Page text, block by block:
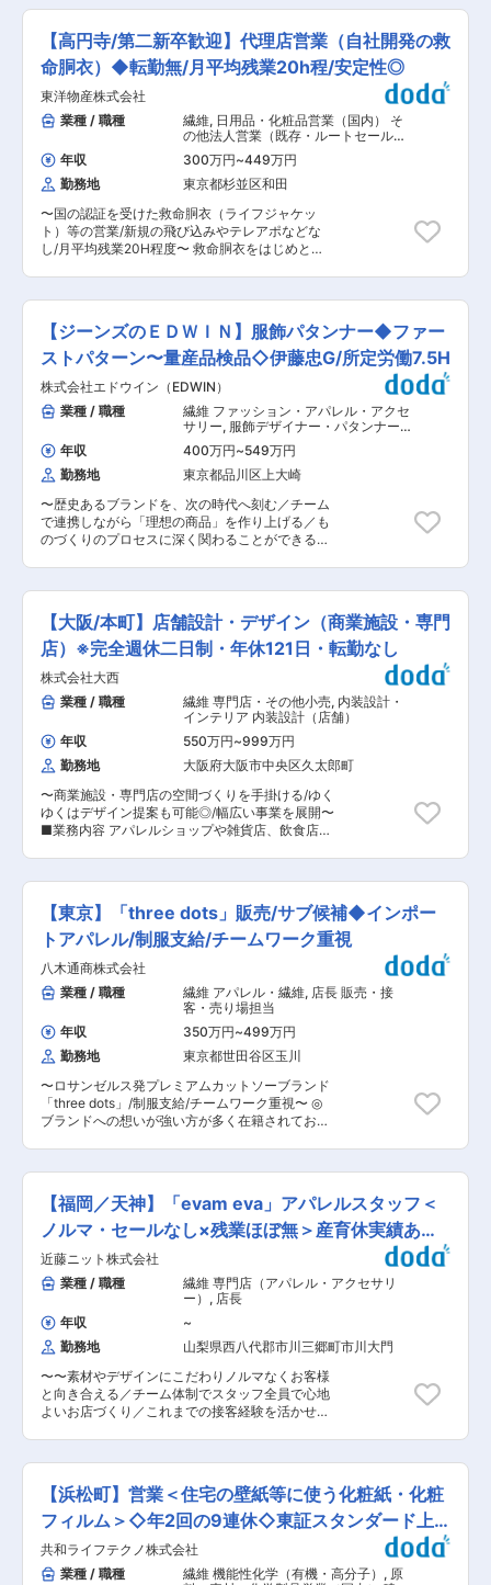
先について： 組織は担当製品によりそれぞれ分か
れており、ご経験と希望により担当頂く製品を決
定いたします。全国のお客様先とのお付き合いが
ある為、月に数回出張が発生いたしますが、現在
はオンラインでの対応にも切り替えて対応をして
います。 ■当社の強み： 八木兵はファッション
アパレル、日用雑貨、店舗什器・備品、広告チラ
シなど様々なカテゴリーの商品、サービスを取り
扱う総合卸売商社です。 国内、国外の1200社を
超える仕入先様より仕入した商品に加え、自社で
企画、製造を行うオリジナル商品など取り扱う商
品は年間10万点以上あり、お客様のあらゆるニー
ズに対応しています。 取扱商品の30％が当社の
ディッシュなどアジア諸国の生産工場と提携し、
メーカー商品では実現できない良質・低コストな
た、店舗の設計施工や広告代理事業も行っている
ため、商品だけでなく、お店づくりからプロモー
ションまで一貫してサポートできるのが、当社の
強みです。 変更の範囲：会社の定める業務
力及び機動力の強化を図るべく、組織体制の改変
を行いました。それに伴い、新たに5事業本部制
に移行。各商材とそれに付随する開発部、営業部
が連携することで、お客様のニーズに迅速にこた
える体制を目指しております。本求人は、その中
でも当社の複合材事業に使われるグラスファイバ
ー製造における、製造現場の管理を担うエンジニ
アのポジションとなります。 ■業務内容 ・グラ
スファイバー製造工程の管理 (生産歩留、作業環
境の改善、生産技術・QC対応) ■当社について
◇1923年4月に設立し2023年には創立100周年
を迎えました。 世界で初めてグラスファイバーの
工業化に成功して以来、強度、耐熱性、不燃性、
電気絶縁性、耐薬品性に優れた素材として、自動
車やスマートフォン等の小型電子機器の筐体、電
子基板、住宅・ビルなどの建築の断熱材など、幅
柱づくりとして、24年度には「電子材料」「メデ
ィカル」「複合材」「資材ケミカル」「断熱材」
の5事業本部に細分化し、それぞれの事業部に商
品開発〜製造〜販売までの機能をそろえること
で、社会に必要不可欠な製品の開発とピンポイン
トのニーズに応え、グローバルニッチナンバー１
を目指しています。 ◇入社年次/昇進に応じた研
修の実施やスキルアップ支援、次世代リーダーや
グローバル人材の育成など、人材教育に注力。ま
た、社員一人ひとりが力を発揮でき、社員同士が
協調することでチームワークを発揮できる環境を
整備しています。 ■魅力： 当社の福島事業セン
ターは新幹線の福島駅からも近く（車で10分程
すい環境です。 ＜当社の働き方について＞ ◇基
本的に土日休（工場カレンダーによる）、年末年
◇寮・借上社宅制度有 ◇各種手当（住宅手当／
家族手当／地域手当）あり 変更の範囲：会社の定
める業務
【高円寺/第二新卒歓迎】代理店営業（自社開発の救
命胴衣）◆転勤無/月平均残業20h程/安定性◎
東洋物産株式会社
業種 / 職種
繊維, 日用品・化粧品営業（国内） そ
の他法人営業（既存・ルートセールス
中心）
年収 300万円~449万円
勤務地
東京都杉並区和田
〜国の認証を受けた救命胴衣（ライフジャケッ
ト）等の営業/新規の飛び込みやテレアポなどな
し/月平均残業20H程度〜 救命胴衣をはじめとす
業界、プレジャーボート関連等、海に関わる企業
が中心となりますが、基本的には代理店営業がメ
インとなります。 ■業務概要： 自社工場(所在
地：熊本)で製造している船舶安全用品の製品企
画、プロモーションの提案、販売戦略立案と実施
など。 基本的には顧客から救命胴衣のニーズを得
て、細かな仕様を国の規定に基づいてすり合わ
せ、自社工場と連携して製作し、納品するという
流れになります。 【具体的には】 ◇提案営業活
動について ・直接取引をしているのはAmazon経
由のみとなっており、基本的には代理店営業がメ
インになります（一部新規も含みますが、飛び込
み営業などはございません。） ・営業目標：部
（グループ）として予算目標を設定（その中で個
人の行動計画／目標が設定されます。） ◇お客様
のニーズの確認と社内連携 ・基本的にお客様から
という形になります。 ・国の規定で生地や浮力、
色などの規定があるため、その規定に従う範囲で
書類を作成します。上司が指導するためお一人に
負担や責任が固まることはありません。 ◇品質管
理について 月に1回、熊本の工場で開発している
製品が国の規定を満たしているかどうかの検品が
あります。営業部内で担当が回ってきた場合は検
査に立ち会いをしていただきます。 ■組織： 配
属：営業グループ（マリン部）：4名（女性1名
男性3名 30〜60代） ■当社の特徴： 創業以来半
世紀、企業・団体のユニフォームを始め船舶安全
用品やトンネル工事用資材、各種装備品などを通
して、職場の安全とより良い環境づくりに携わっ
【ジーンズのＥＤＷＩＮ】服飾パタンナー◆ファー
ストパターン〜量産品検品◇伊藤忠G/所定労働7.5H
株式会社エドウイン（EDWIN）
業種 / 職種
繊維 ファッション・アパレル・アクセ
サリー, 服飾デザイナー・パタンナー・
スタイリスト その他ファッション（ア
パレル・アクセサリー・テキスタイ
ル）
年収 400万円~549万円
勤務地
東京都品川区上大崎
〜歴史あるブランドを、次の時代へ刻む／チーム
で連携しながら「理想の商品」を作り上げる／も
のづくりのプロセスに深く関わることができるパ
ンズ』というファッションアイテムを広げる、パ
イオニア的存在の当社。国内紡績会社と協力し、
「Made in Japan」の品質にこだわり続け、今で
は国内外で広く認知されています。 〈取扱ブラン
ド〉 EDWIN、Lee、SOMETHING、Wrangler、
Dickiesなど ■業務内容： デニムアイテムを中心
とした布帛商品のパターン業務全般をお任せしま
す。企画・MD・営業と密に連携しながら、商品
開発から量産まで幅広く携わっていただきます。
〈業務詳細〉 ・CAD（GERBER・東レクレアコン
ポ）を使用したパターン作成 ・トワル組み、仮縫
い対応（新規型） ・グレーディング業務
（GERBER・東レクレアコンポ） ・縫製仕様書作
成（Excel・Illustrator使用） ・資材選定および調
達業務 ・加工ごとの縮率設定・管理 ・量産品の
検品、品質確認業務 ■当社・当求人の魅力 ・単
がら理想の商品づくりを目指せる環境です。 ・フ
ァーストパターン作成から量産品の確認まで一貫
して携わることができるため、ものづくりの醍醐
味を実感できます。 ・日本・ベトナム・中国の生
産拠点と連携しながら、幅広い知識や経験を積む
ことが可能です。 ■入社後の流れ 入社後は現Mgr
によるOJTを中心に業務習得を進めていただきま
す。実務を通じて商品の企画・生産フローや社内
連携の進め方を学びながら、徐々に担当領域を広
げていただく予定です。 ■組織構成 ・組織構成
は6名程度を予定 ・20代〜40代の社員が在籍 ■
働き方 ・年休123日・土日祝休み、全社平均月14
時間程度 ・工場への確認などで年数回程度出張が
があります。 変更の範囲：会社の定める業務
【大阪/本町】店舗設計・デザイン（商業施設・専門
店）※完全週休二日制・年休121日・転勤なし
株式会社大西
業種 / 職種
繊維 専門店・その他小売, 内装設計・
インテリア 内装設計（店舗）
年収
550万円~999万円
勤務地
大阪府大阪市中央区久太郎町
〜商業施設・専門店の空間づくりを手掛ける/ゆく
ゆくはデザイン提案も可能◎/幅広い事業を展開〜
■業務内容 アパレルショップや雑貨店、飲食店、
をお任せします。 営業・設計・積算・施工管理が
分業体制となっており、設計業務に集中できる環
境です。 ＜具体的には＞ ・営業担当との顧客打
ち合わせ・要望ヒアリング ・現地調査・各種確認
業務 ・レイアウトプランニング ・基本設計・実
施設計 ・施工図作成 ・デザイン提案・プレゼン
テーション ＜使用ソフト＞ ・Vectorworks（ベク
ターワークス） 担当する案件は、アパレル・物
販・飲食・ドラッグストアなど多彩。長年取引の
あるチェーン企業も多く、既存ブランドの世界観
や仕様を踏まえながら設計を進めていきます。 デ
ザイン業務もありますが、業務比率としては設計
が中心。店舗づくりの上流から施工図作成まで一
貫して携わることができます。 ■扱う案件につい
て 商業施設内の専門店や路面店の新規出店案件を
中心としつつ、改装案件も担当します。 チェーン
条件に合わせて最適な店舗空間をつくり上げてい
きます。 ■入社後の魅力 ◎将来的にはデザイン提
案にも挑戦可能 設計業務を軸にしながら、コンペ
や提案案件などデザイン力を発揮する機会も拡大
しています。 ◎多彩な業態の店舗づくりに携われ
る アパレル・雑貨・ドラッグストア・飲食店など
幅広い案件を経験でき、商業空間設計としてスキ
ルの幅を広げられます。 ■会社の魅力 同社は90
年以上の歴史を持つ衣料品の卸問屋で、現在はオ
フィス内装や店舗作りのサポートなど幅広い事業
を展開しています。長年培った流通ノウハウを駆
使して全国の小売店の発展に貢献しており、社員
教育や福利厚生も充実しているため、長期的なキ
る業務
【東京】「three dots」販売/サブ候補◆インポー
トアパレル/制服支給/チームワーク重視
八木通商株式会社
業種 / 職種
繊維 アパレル・繊維, 店長 販売・接
客・売り場担当
年収
350万円~499万円
勤務地
東京都世田谷区玉川
〜ロサンゼルス発プレミアムカットソーブランド
「three dots」/制服支給/チームワーク重視〜 ◎
ブランドへの想いが強い方が多く在籍されてお
はたらけます。 ■業務内容： アメリカ/ロサンゼ
ルス発のプレミアムカットソーブランド「three
dots」の店舗にて、店舗運営に関わる業務をお任
せします。 ・接客、販売 ・商品管理 ・売上管
理 ※レディースカットソーを中心に、ニット、布
帛、またメンズも一部展開しています。 ■働く環
境： ・店舗スタッフは 4〜5名体制になります。
・チームワークを大切に、ひとりひとりが責任を
もって働いています。 ・ご経験により、他店舗へ
の配属となる場合もございます。 ・ご入社後、業
務上必要がある場合に、就業する場所や従事する
業務の変更もございます。 ■求める人物像： ◎ブ
ランドの世界観に共感でき、また顧客満足を追求
できる方。 ◎周囲のメンバーと協力しながら、ブ
ランドや店舗のためにチームで業務に臨める方。
■three dots（スリードッツ）： ハリウッドセレ
ードッツの3つのドットには、「pure (シンプルで
洗練されていること)」、「effortless (自然体でい
られる気持ちよさ)」、「luxury (最高の素材から
くる上質感) 」の3つの意味が込められています。
この変わらないコンセプトが、一度着たら手放せ
なくなるプレミアム カット＆ソーの秘密です。 <
【福岡／天神】「evam eva」アパレルスタッフ＜
ノルマ・セールなし×残業ほぼ無＞産育休実績あり
◎
近藤ニット株式会社
業種 / 職種
繊維 専門店（アパレル・アクセサリ
ー） , 店長
年収
~
勤務地
山梨県西八代郡市川三郷町市川大門
〜〜素材やデザインにこだわりノルマなくお客様
と向き合える／チーム体制でスタッフ全員で心地
よいお店づくり／これまでの接客経験を活かせる
りから学べる研修制度あり ◎ノルマやセールなく
チームで協力し合う温かい店舗運営にて商品価値
を伝えお客様に寄り添う ◎残業はほぼなく、産休
育休実績あり、長く安心して働ける環境。販売だ
けでなく店長や本社職へのキャリアも。 ■業務内
容 ・接客販売業務 ・商品発注 ・顧客/在庫/売上
管理 ・店内ディスプレイ ・そのほか店舗運営全
【浜松町】営業＜住宅の壁紙等に使う化粧紙・化粧
フィルム＞◇年2回の9連休◇東証スタンダード上
場
共和ライフテクノ株式会社
業種 / 職種
繊維 機能性化学（有機・高分子） , 原